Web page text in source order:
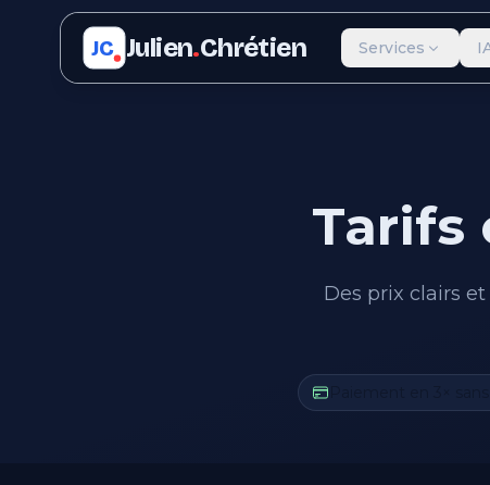
JC Julien.Chrétien Services
Tarifs
Des prix clairs